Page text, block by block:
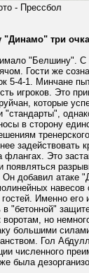
- Прессбол
"Динамо" три очка
"Белшину". С
Гости же
5-4-1. Минчане
игроков. Это
которые
"стандарты",
в сторону
задействовать
Это
появляться
добавил атаке
Именно
"бетонной"
но
большими
Гол
численного
была